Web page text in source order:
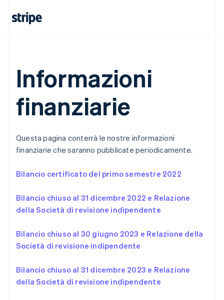
Informazioni
finanziarie
Questa pagina conterrà le nostre informazioni
finanziarie che saranno pubblicate periodicamente.
Bilancio certificato del primo semestre 2022
Bilancio chiuso al 31 dicembre 2022 e Relazione
della Società di revisione indipendente
Bilancio chiuso al 30 giugno 2023 e Relazione della
Società di revisione indipendente
Bilancio chiuso al 31 dicembre 2023 e Relazione
della Società di revisione indipendente
Liechtenstein
FrançaisDeutschEnglish
Malaysia
Malta
English
Español English
Norvegia
English
English
Nederlands English
English
PortuguêsEnglish
RAS di Hong Kong, Cina
English
Repubblica Ceca